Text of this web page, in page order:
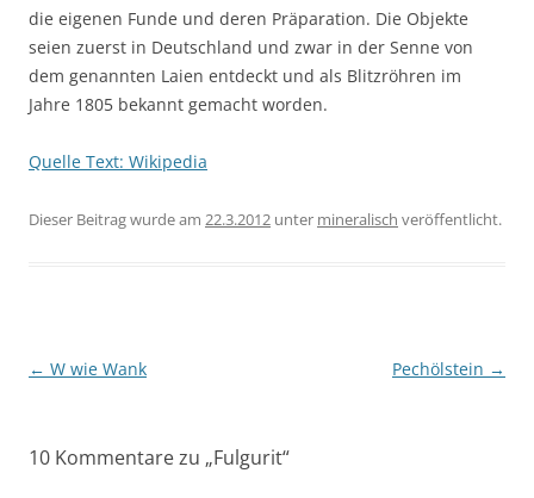
die eigenen Funde und deren Präparation. Die Objekte
seien zuerst in Deutschland und zwar in der Senne von
dem genannten Laien entdeckt und als Blitzröhren im
Jahre 1805 bekannt gemacht worden.
Quelle Text: Wikipedia
Dieser Beitrag wurde am 22.3.2012 unter mineralisch veröffentlicht.
Beitragsnavigation
← W wie Wank Pechölstein →
10 Kommentare zu „Fulgurit“